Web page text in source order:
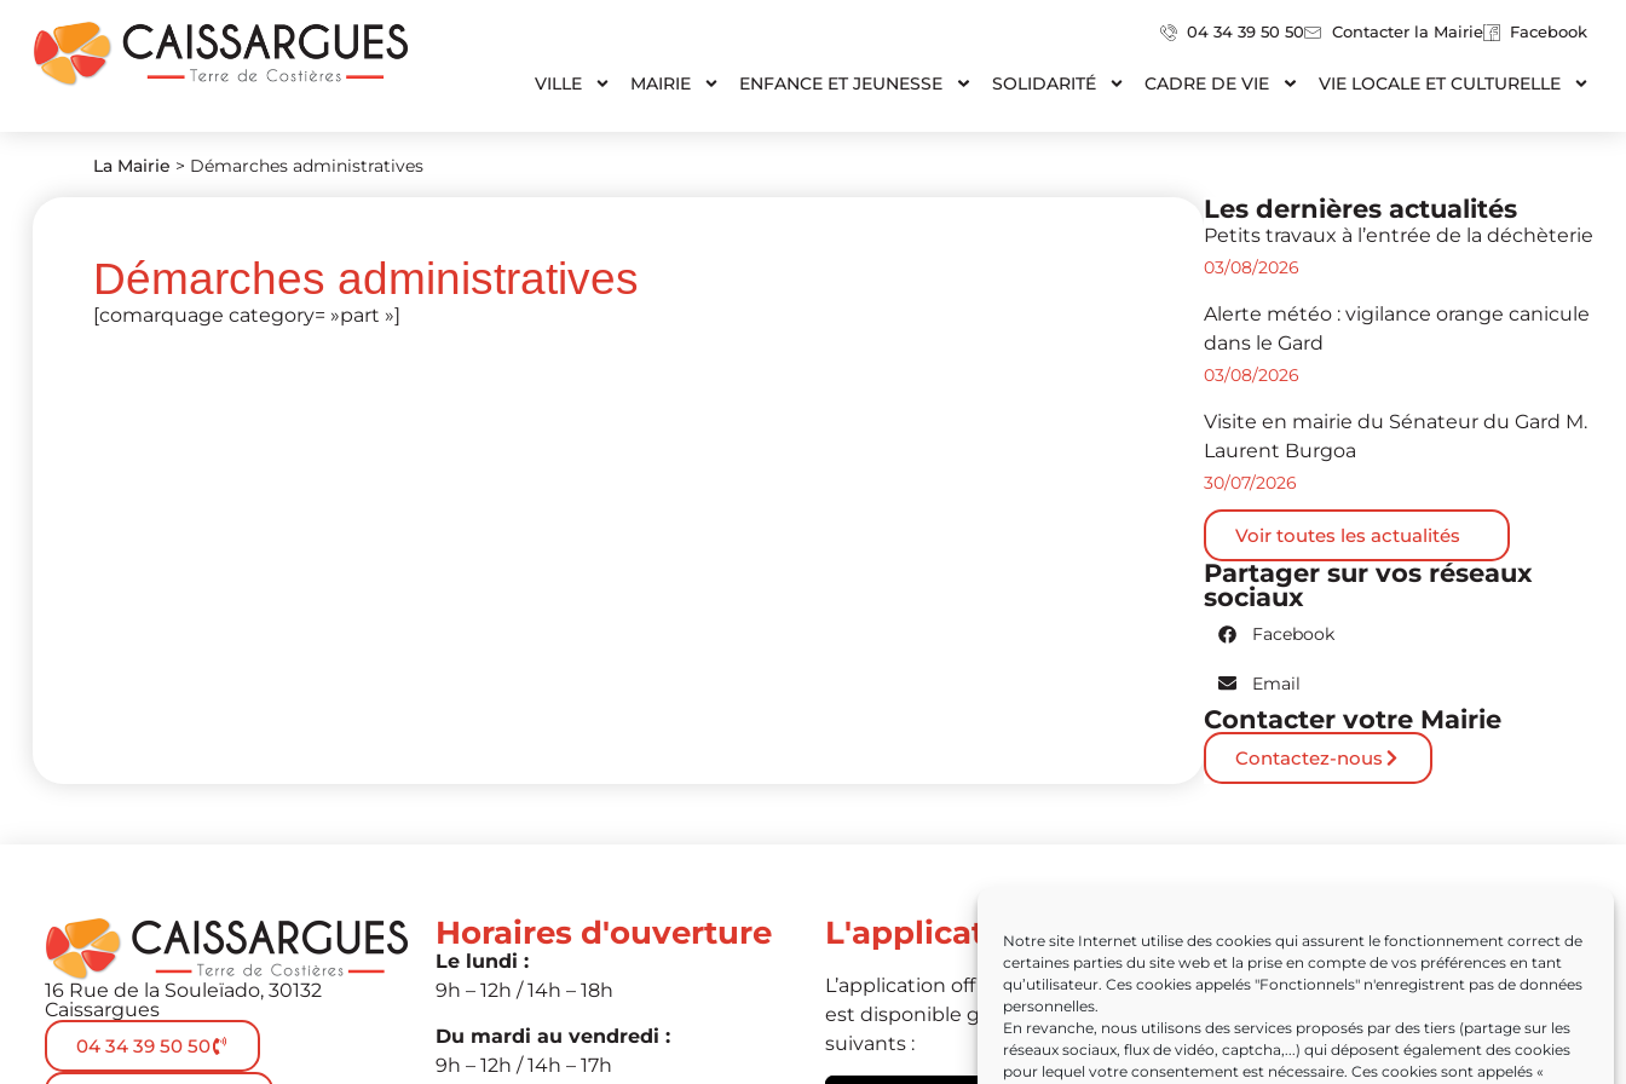
Notre site Internet utilise des cookies qui assurent le fonctionnement correct de
certaines parties du site web et la prise en compte de vos préférences en tant
qu’utilisateur. Ces cookies appelés "Fonctionnels" n'enregistrent pas de données
personnelles.
En revanche, nous utilisons des services proposés par des tiers (partage sur les
réseaux sociaux, flux de vidéo, captcha,...) qui déposent également des cookies
pour lequel votre consentement est nécessaire. Ces cookies sont appelés «
04 34 39 50 50 Contacter la Mairie Facebook
VILLE MAIRIE ENFANCE ET JEUNESSE SOLIDARITÉ CADRE DE VIE VIE LOCALE ET CULTURELLE
La Mairie > Démarches administratives
Démarches administratives
[comarquage category= »part »]
Les dernières actualités
Petits travaux à l’entrée de la déchèterie
03/08/2026
Alerte météo : vigilance orange canicule
dans le Gard
03/08/2026
Visite en mairie du Sénateur du Gard M.
Laurent Burgoa
30/07/2026
Voir toutes les actualités
Partager sur vos réseaux
sociaux
Facebook
Email
Contacter votre Mairie
Contactez-nous
16 Rue de la Souleïado, 30132
Caissargues
04 34 39 50 50
Horaires d'ouverture
Le lundi :
9h – 12h / 14h – 18h
Du mardi au vendredi :
9h – 12h / 14h – 17h
L'application
L’application officielle de Caissargues
est disponible grâce aux liens
suivants :
Partenaires